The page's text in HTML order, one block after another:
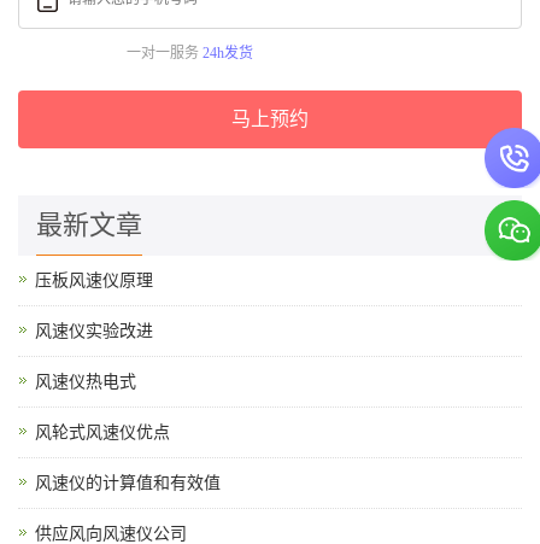
一对一服务 24h发货
马上预约
最新文章
压板风速仪原理
风速仪实验改进
风速仪热电式
风轮式风速仪优点
风速仪的计算值和有效值
供应风向风速仪公司